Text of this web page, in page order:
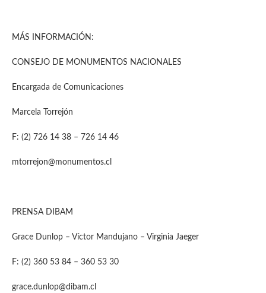
MÁS INFORMACIÓN:
CONSEJO DE MONUMENTOS NACIONALES
Encargada de Comunicaciones
Marcela Torrejón
F: (2) 726 14 38 – 726 14 46
mtorrejon@monumentos.cl
PRENSA DIBAM
Grace Dunlop – Víctor Mandujano – Virginia Jaeger
F: (2) 360 53 84 – 360 53 30
grace.dunlop@dibam.cl